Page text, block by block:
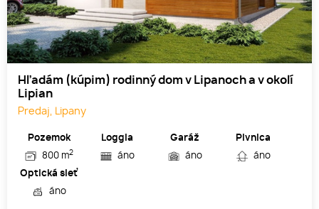
Hľadám (kúpim) rodinný dom v Lipanoch a v okolí
Lipian
Predaj, Lipany
Pozemok
800 m2
Loggia
áno
Garáž
áno
Pivnica
áno
Optická sieť
áno